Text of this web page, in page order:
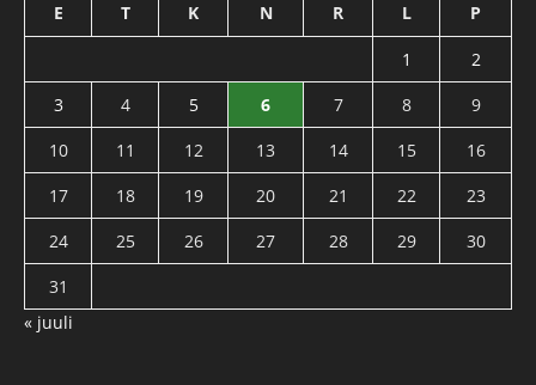
E T K N R L P
1
2
3
4 5 6 7 8
9
10
11 12 13 14 15
16
17
18 19 20 21 22
23
24
25 26 27 28 29
30
31
« juuli